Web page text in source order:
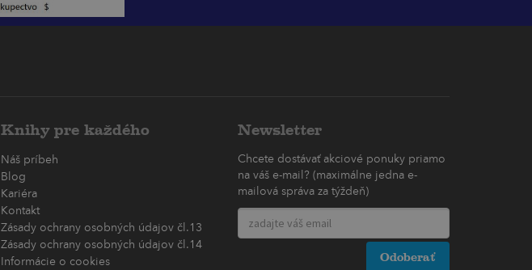
Knihy pre každého
Náš príbeh
Blog
Kariéra
Kontakt
Zásady ochrany osobných údajov čl.13
Zásady ochrany osobných údajov čl.14
Informácie o cookies
Newsletter
Chcete dostávať akciové ponuky priamo
na váš e-mail? (maximálne jedna e-
mailová správa za týždeň)
Odoberať